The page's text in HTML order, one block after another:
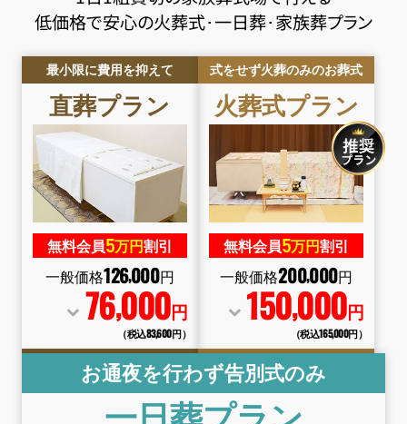
低価格で安心の火葬式･一日葬･家族葬プラン
最小限に費用を抑えて
直葬プラン
無料会員5万円割引
一般価格126,000円
76,000円
（税込83,600円）
式をせず火葬のみのお葬式
火葬式プラン
無料会員5万円割引
一般価格200,000円
150,000円
（税込165,000円）
お通夜を行わず告別式のみ